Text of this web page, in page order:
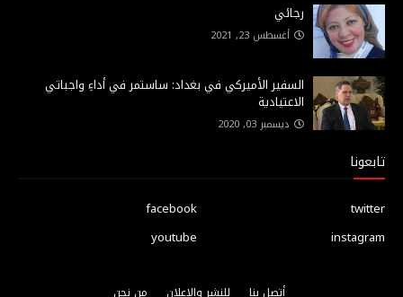
رجائي
أغسطس 23, 2021
السفير الأميركي في بغداد: ساستمر في أداءِ واجباتي
الاعتيادية
ديسمبر 03, 2020
تابعونا
facebook
twitter
youtube
instagram
أتصل بنا للنشر والاعلان من نحن